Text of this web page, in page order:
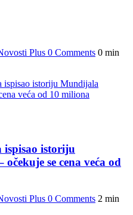
Plus 0 Comments 0 min
istoriju
se cena veća od
Plus 0 Comments 2 min